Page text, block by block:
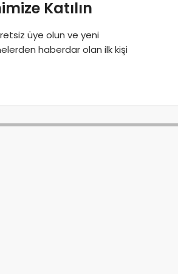
Katılın
üye olun ve yeni
haberdar olan ilk kişi